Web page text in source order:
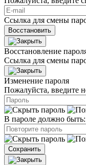
Ссылка для смены
Восстановить
Восстановление
Ссылка для смены
Изменение пароля
Пожалуйста, введите
В пароле должно
Сохранить